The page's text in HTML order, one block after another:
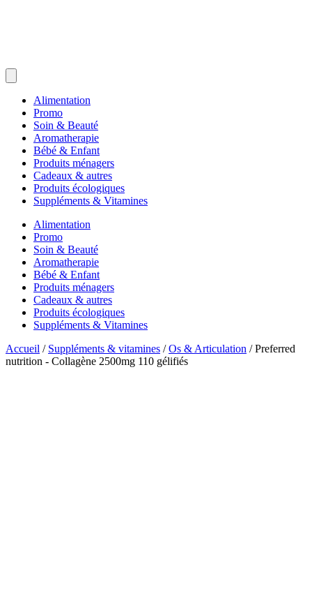
Alimentation
Promo
Soin & Beauté
Aromatherapie
Bébé & Enfant
Produits ménagers
Cadeaux & autres
Produits écologiques
Suppléments & Vitamines
Alimentation
Promo
Soin & Beauté
Aromatherapie
Bébé & Enfant
Produits ménagers
Cadeaux & autres
Produits écologiques
Suppléments & Vitamines
Accueil / Suppléments & vitamines /Os & Articulation / Preferred
nutrition - Collagène 2500mg 110 gélifiés